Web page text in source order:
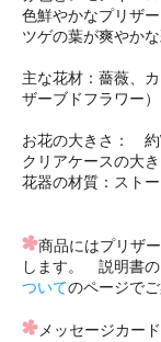
色鮮やかなプリザ
ツゲの葉が爽やか
主な花材：薔薇、
ザーブドフラワー
お花の大きさ： 約
クリアケースの大
花器の材質：スト
商品にはプリザ
します。 説明書の
ついてのページで
メッセージカー